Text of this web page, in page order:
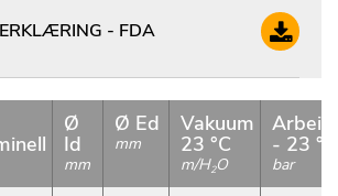
- FDA
Ø
Id
mm
Ø Ed
mm
Vakuum
23 °C
m/H2O
- 23
bar